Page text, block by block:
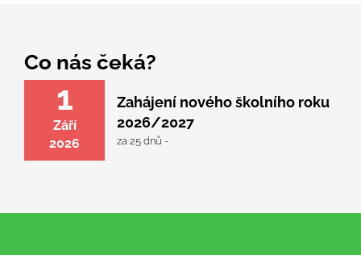
Co nás čeká?
1
Září
2026
Zahájení nového školního roku
2026/2027
za 25 dnů -